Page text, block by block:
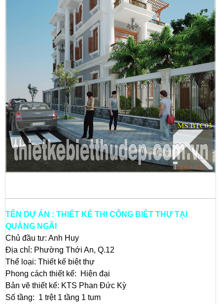
TÊN DỰ ÁN : THIẾT KẾ THI CÔNG BIỆT THỰ TẠI
QUẢNG NGÃI
Chủ đầu tư: Anh Huy
Địa chỉ: Phường Thới An, Q.12
Thể loại: Thiết kế biệt thự
Phong cách thiết kế: Hiện đại
Bản vẽ thiết kế: KTS Phan Đức Kỳ
Số tầng: 1 trệt 1 tầng 1 tum